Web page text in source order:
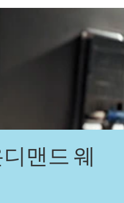
맨드 웨